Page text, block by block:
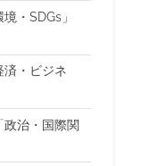
・SDGs」
済・ビジネ
政治・国際関